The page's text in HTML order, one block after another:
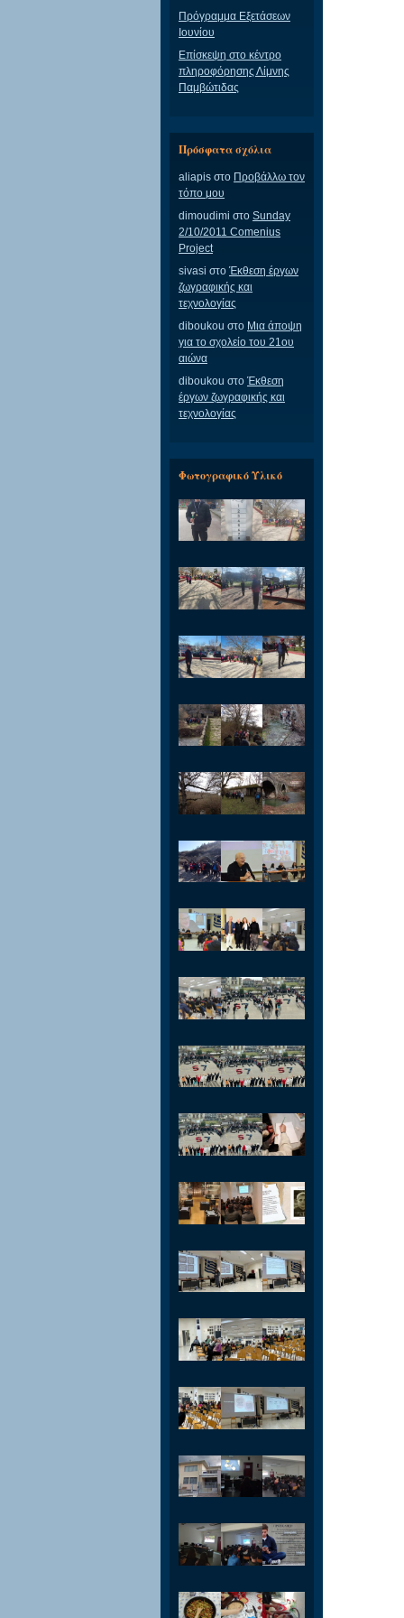
Πρόγραμμα Εξετάσεων
Ιουνίου
Επίσκεψη στο κέντρο
πληροφόρησης Λίμνης
Παμβώτιδας
Πρόσφατα σχόλια
aliapis στο Προβάλλω τον
τόπο μου
dimoudimi στο Sunday
2/10/2011 Comenius
Project
sivasi στο Έκθεση έργων
ζωγραφικής και
τεχνολογίας
diboukou στο Μια άποψη
για το σχολείο του 21ου
αιώνα
diboukou στο Έκθεση
έργων ζωγραφικής και
τεχνολογίας
Φωτογραφικό Υλικό